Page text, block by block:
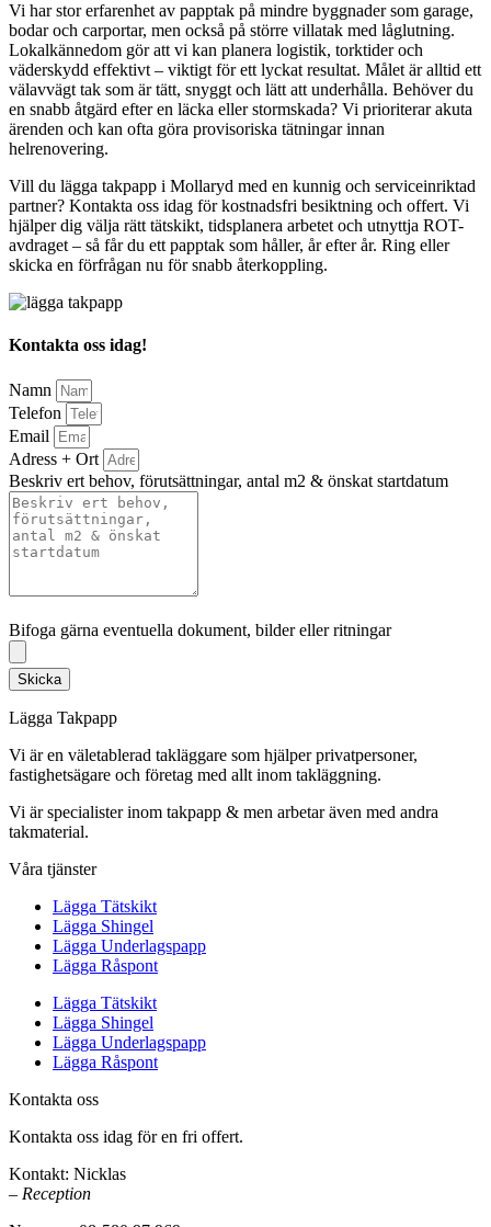
Vi har stor erfarenhet av papptak på mindre byggnader som garage,
bodar och carportar, men också på större villatak med låglutning.
Lokalkännedom gör att vi kan planera logistik, torktider och
väderskydd effektivt – viktigt för ett lyckat resultat. Målet är alltid ett
välavvägt tak som är tätt, snyggt och lätt att underhålla. Behöver du
en snabb åtgärd efter en läcka eller stormskada? Vi prioriterar akuta
ärenden och kan ofta göra provisoriska tätningar innan
helrenovering.
Vill du lägga takpapp i Mollaryd med en kunnig och serviceinriktad
partner? Kontakta oss idag för kostnadsfri besiktning och offert. Vi
hjälper dig välja rätt tätskikt, tidsplanera arbetet och utnyttja ROT-
avdraget – så får du ett papptak som håller, år efter år. Ring eller
skicka en förfrågan nu för snabb återkoppling.
Kontakta oss idag!
Namn
Telefon
Email
Adress + Ort
Beskriv ert behov, förutsättningar, antal m2 & önskat startdatum
Bifoga gärna eventuella dokument, bilder eller ritningar
Skicka
Lägga Takpapp
Vi är en väletablerad takläggare som hjälper privatpersoner,
fastighetsägare och företag med allt inom takläggning.
Vi är specialister inom takpapp & men arbetar även med andra
takmaterial.
Våra tjänster
Lägga Tätskikt
Lägga Shingel
Lägga Underlagspapp
Lägga Råspont
Lägga Tätskikt
Lägga Shingel
Lägga Underlagspapp
Lägga Råspont
Kontakta oss
Kontakta oss idag för en fri offert.
Kontakt: Nicklas
– Reception